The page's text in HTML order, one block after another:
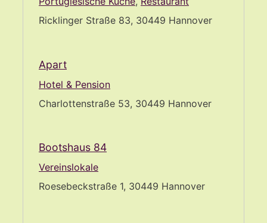
Ricklinger Straße 83, 30449 Hannover
Apart
Hotel & Pension
Charlottenstraße 53, 30449 Hannover
Bootshaus 84
Vereinslokale
Roesebeckstraße 1, 30449 Hannover